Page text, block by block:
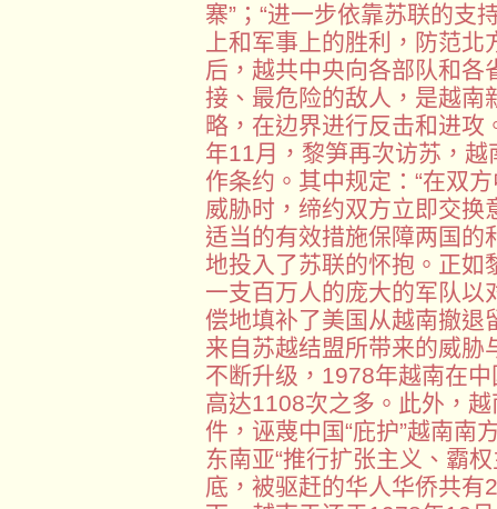
寨”；“进一步依靠苏联的支
上和军事上的胜利，防范
后，越共中央向各部队和各
接、最危险的敌人，是越南
略，在边界进行反击和进攻
年11月，黎笋再次访苏，
作条约。其中规定：“在双
威胁时，缔约双方立即交换
适当的有效措施保障两国的
地投入了苏联的怀抱。正如
一支百万人的庞大的军队以
偿地填补了美国从越南撤退
来自苏越结盟所带来的威胁
不断升级，1978年越南在
高达1108次之多。此外，
件，诬蔑中国“庇护”越南南
东南亚“推行扩张主义、霸
底，被驱赶的华人华侨共有